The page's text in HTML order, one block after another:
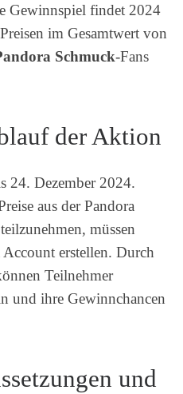
Gewinnspiel findet 2024
im Gesamtwert von
Schmuck-Fans
der Aktion
24. Dezember 2024.
aus der Pandora
müssen
Account erstellen. Durch
Teilnehmer
und ihre Gewinnchancen
und